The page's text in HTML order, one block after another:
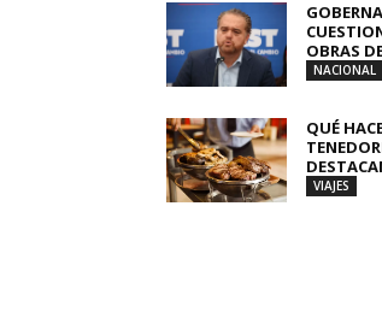
OBRAS
NACIONAL
QUÉ
VIAJES